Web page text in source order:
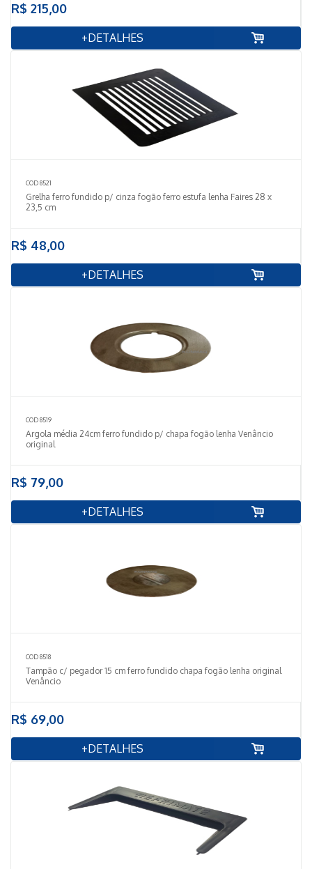
R$ 215,00
+DETALHES
COD 8521
Grelha ferro fundido p/ cinza fogão ferro estufa lenha Faires 28 x
23,5 cm
R$ 48,00
+DETALHES
COD 8519
Argola média 24cm ferro fundido p/ chapa fogão lenha Venâncio
original
R$ 79,00
+DETALHES
COD 8518
Tampão c/ pegador 15 cm ferro fundido chapa fogão lenha original
Venâncio
R$ 69,00
+DETALHES